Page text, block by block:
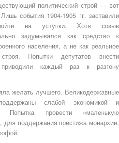
политический строй — вот
события 1904-1905 гг. заставили
пойти на уступки. Хотя созыв
задумывался как средство к
населения, а не как реальное
строя. Попытки депутатов внести
приводили каждый раз к разгону
желать лучшего. Великодержавные
слабой экономикой и
Попытка провести «маленькую
для поддержания престижа монархии,